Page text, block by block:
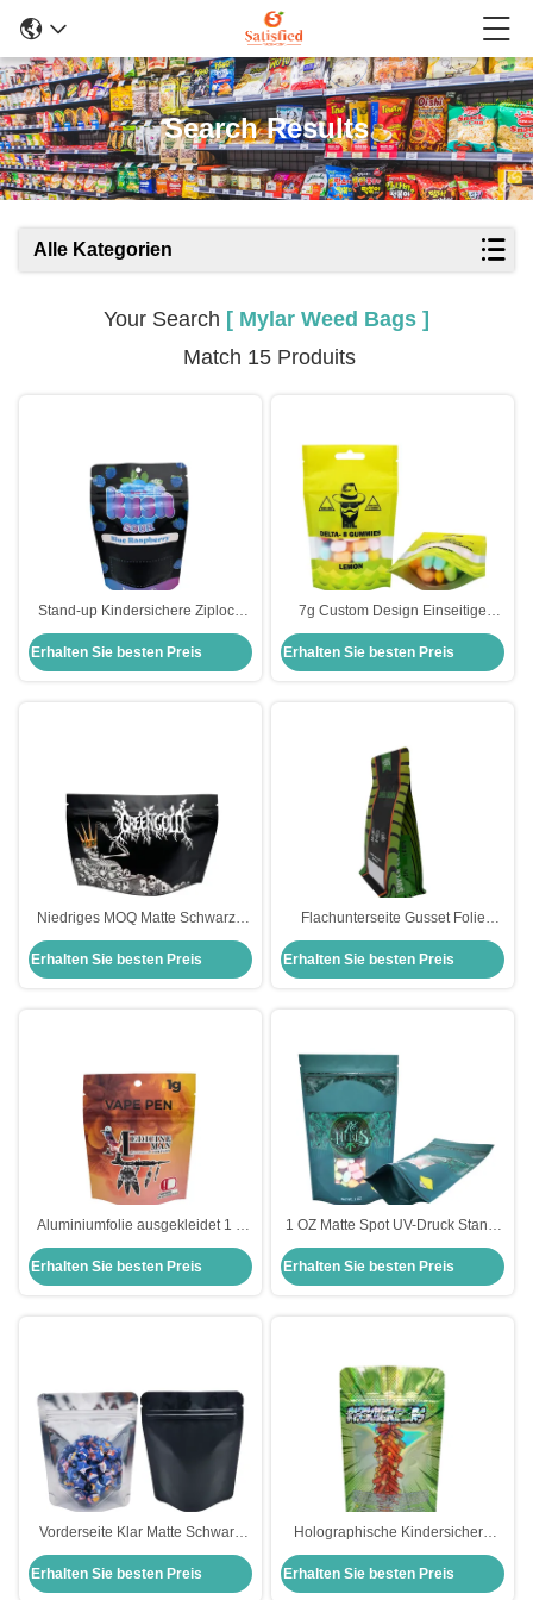
Search Results
Alle Kategorien
Your Search [ Mylar Weed Bags ]
Match 15 Produits
Stand-up Kindersichere Ziplock
Taschen Mylar Weed Taschen mit
Aluminiumfolie für 3,5 Gramm
Weed Süßigkeiten
Erhalten Sie besten Preis
7g Custom Design Einseitige
Folie ausgekleidet Kindersichere
Ziplock wieder verschließbare
Grasbeutel mit hängendem Loch
Erhalten Sie besten Preis
Niedriges MOQ Matte Schwarze
Oberfläche UV Glanzöldruck
Stand-up Mylar-Taschen für
Unkraut-Blumen-Süße
Erhalten Sie besten Preis
Flachunterseite Gusset Folie
ausgekleidet Blumenkraut
Verpackungstüten mit
verriegelbarem Reißverschluss
Erhalten Sie besten Preis
Aluminiumfolie ausgekleidet 1 g
Kinderschutz Mylar Taschen mit
Ziplock Matte Oberfläche
Erhalten Sie besten Preis
1 OZ Matte Spot UV-Druck Stand-
Up-Taschen mit wieder
verschließbarem Ziplock und
Fenster für Unkraut, Kräuter,
Erhalten Sie besten Preis
Vorderseite Klar Matte Schwarz
Rückseite 13 Mil 3,5 g Mylar
Ziplock Stehbeutel für Unkraut
Blume Süßigkeiten Snacks
Erhalten Sie besten Preis
Holographische Kindersichere
Mylar-Stand-up-Taschen für
Weed-Verpackungen
Erhalten Sie besten Preis